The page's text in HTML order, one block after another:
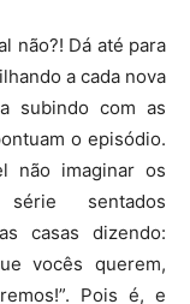
não?! Dá até para
a cada nova
subindo com as
o episódio.
não imaginar os
sentados
casas dizendo:
vocês querem,
Pois é, e